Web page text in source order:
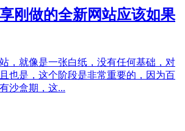
刚做的全新网站应该如果
，就像是一张白纸，没有任何基础，对
也是，这个阶段是非常重要的，因为百
沙盒期，这...